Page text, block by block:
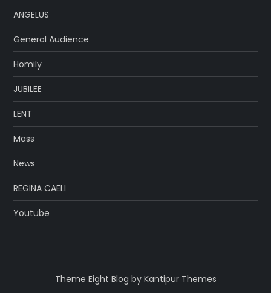
ANGELUS
General Audience
Homily
JUBILEE
LENT
Mass
News
REGINA CAELI
Youtube
Theme Eight Blog by Kantipur Themes